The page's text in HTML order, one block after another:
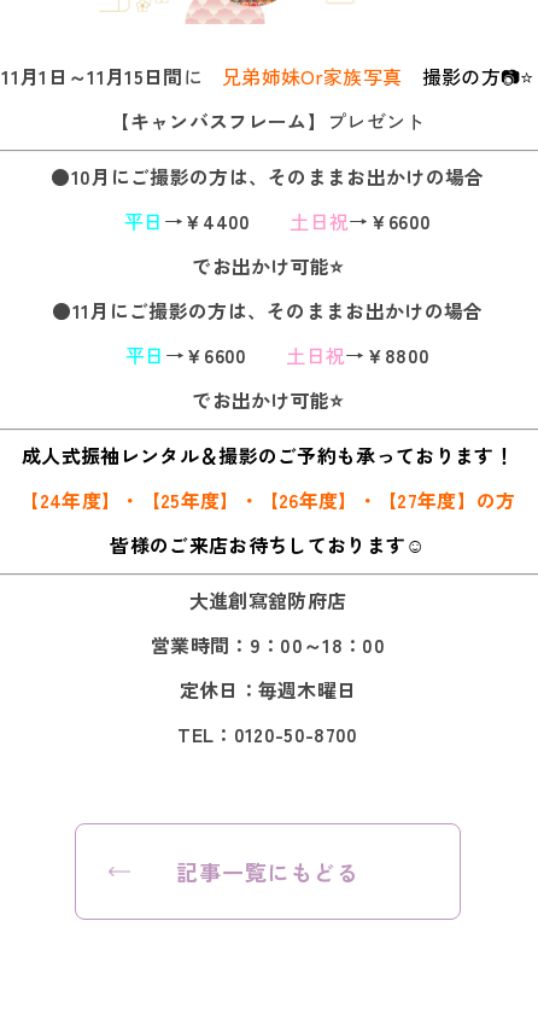
11月1日～11月15日間に 兄弟姉妹Or家族写真 撮影の方📷⭐
【キャンバスフレーム】プレゼント
●10月にご撮影の方は、そのままお出かけの場合
平日 →￥4400 土日祝→ ￥6600
でお出かけ可能⭐
●11月にご撮影の方は、そのままお出かけの場合
平日 →￥6600 土日祝→ ￥8800
でお出かけ可能⭐
成人式振袖レンタル＆撮影のご予約も承っております！
【24年度】・【25年度】・【26年度】・【27年度】の方
皆様のご来店お待ちしております☺
大進創寫舘防府店
営業時間：9：00～18：00
定休日：毎週木曜日
TEL：0120-50-8700
記事一覧にもどる